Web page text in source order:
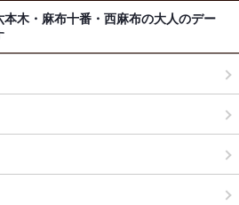
木・麻布十番・西麻布の大人のデー